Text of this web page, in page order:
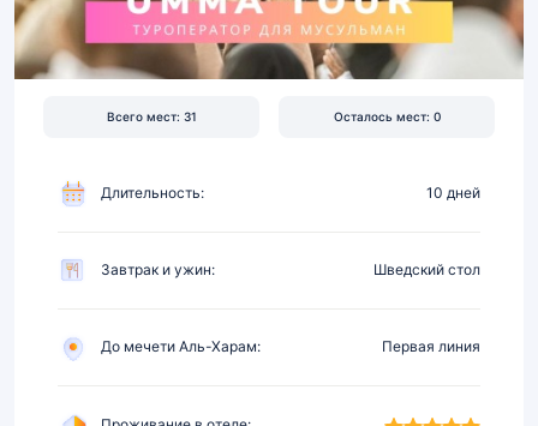
Всего мест: 31 Осталось мест: 0
Длительность: 10 дней
Завтрак и ужин: Шведский стол
До мечети Аль-Харам: Первая линия
на
первой
линии,